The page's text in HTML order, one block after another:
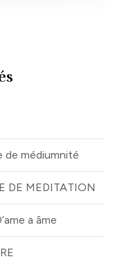
de médiumnité
DE MEDITATION
a âme